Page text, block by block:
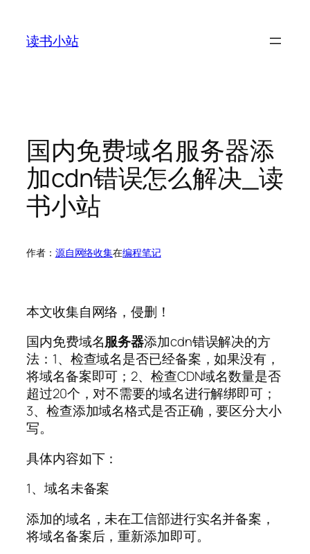
读书小站
国内免费域名服务器添
加cdn错误怎么解决_读
书小站
作者： 源自网络收集在编程笔记
本文收集自网络，侵删！
国内免费域名服务器添加cdn错误解决的方
法：1、检查域名是否已经备案，如果没有，
将域名备案即可；2、检查CDN域名数量是否
超过20个，对不需要的域名进行解绑即可；
3、检查添加域名格式是否正确，要区分大小
写。
具体内容如下：
1、域名未备案
添加的域名，未在工信部进行实名并备案，
将域名备案后，重新添加即可。